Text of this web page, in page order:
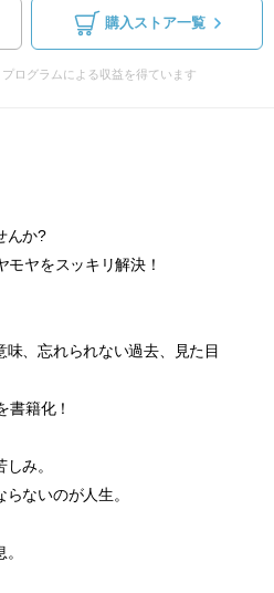
購入ストア一覧
ログラムによる収益を得ています
んか?
モヤをスッキリ解決！
、忘れられない過去、見た目
書籍化！
み。
ないのが人生。